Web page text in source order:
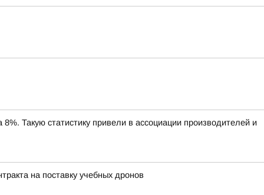
Такую статистику привели в ассоциации производителей и
на поставку учебных дронов